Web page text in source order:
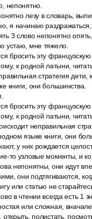
непонятно.
лезу в словарь,
я начинаю раздражаться,
3 слово непонятно
устаю, мне тяжело.
бросить эту французскую
к родной латыни,
стратегия дети,
книги, они большинства.
бросить эту французскую
к родной латыни,
неправильная
языке книги, они
у них рождается
то узловые моменты, и
непонятны, они идут
они подтягиваются,
или статью не
в чтении всегда есть 1
или сложная,
открыть, полистать,